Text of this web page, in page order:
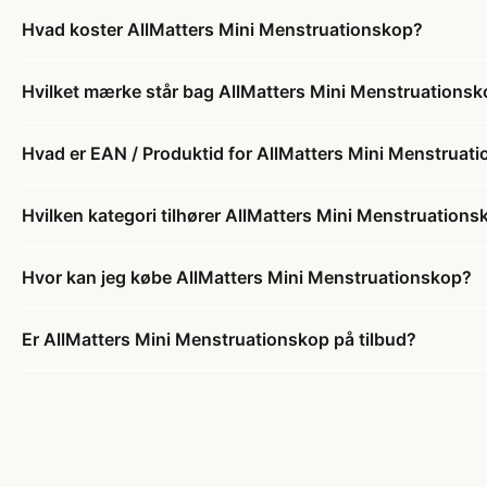
Hvad koster AllMatters Mini Menstruationskop?
Hvilket mærke står bag AllMatters Mini
Hvad er EAN / Produktid for AllMatters Mini
Hvilken kategori tilhører AllMatters Mini
Hvor kan jeg købe AllMatters Mini Menstruationskop?
Er AllMatters Mini Menstruationskop på tilbud?